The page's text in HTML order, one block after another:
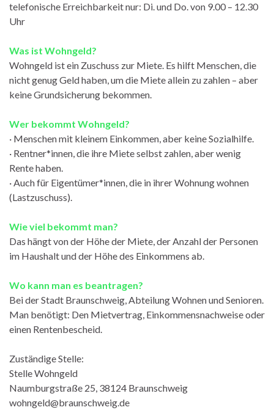
telefonische Erreichbarkeit nur: Di. und Do. von 9.00 – 12.30
Uhr
Was ist Wohngeld?
Wohngeld ist ein Zuschuss zur Miete. Es hilft Menschen, die
nicht genug Geld haben, um die Miete allein zu zahlen – aber
keine Grundsicherung bekommen.
Wer bekommt Wohngeld?
· Menschen mit kleinem Einkommen, aber keine Sozialhilfe.
· Rentner*innen, die ihre Miete selbst zahlen, aber wenig
Rente haben.
· Auch für Eigentümer*innen, die in ihrer Wohnung wohnen
(Lastzuschuss).
Wie viel bekommt man?
Das hängt von der Höhe der Miete, der Anzahl der Personen
im Haushalt und der Höhe des Einkommens ab.
Wo kann man es beantragen?
Bei der Stadt Braunschweig, Abteilung Wohnen und Senioren.
Man benötigt: Den Mietvertrag, Einkommensnachweise oder
einen Rentenbescheid.
Zuständige Stelle:
Stelle Wohngeld
Naumburgstraße 25, 38124 Braunschweig
wohngeld@braunschweig.de